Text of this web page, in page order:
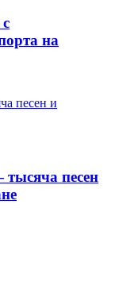
на
песен